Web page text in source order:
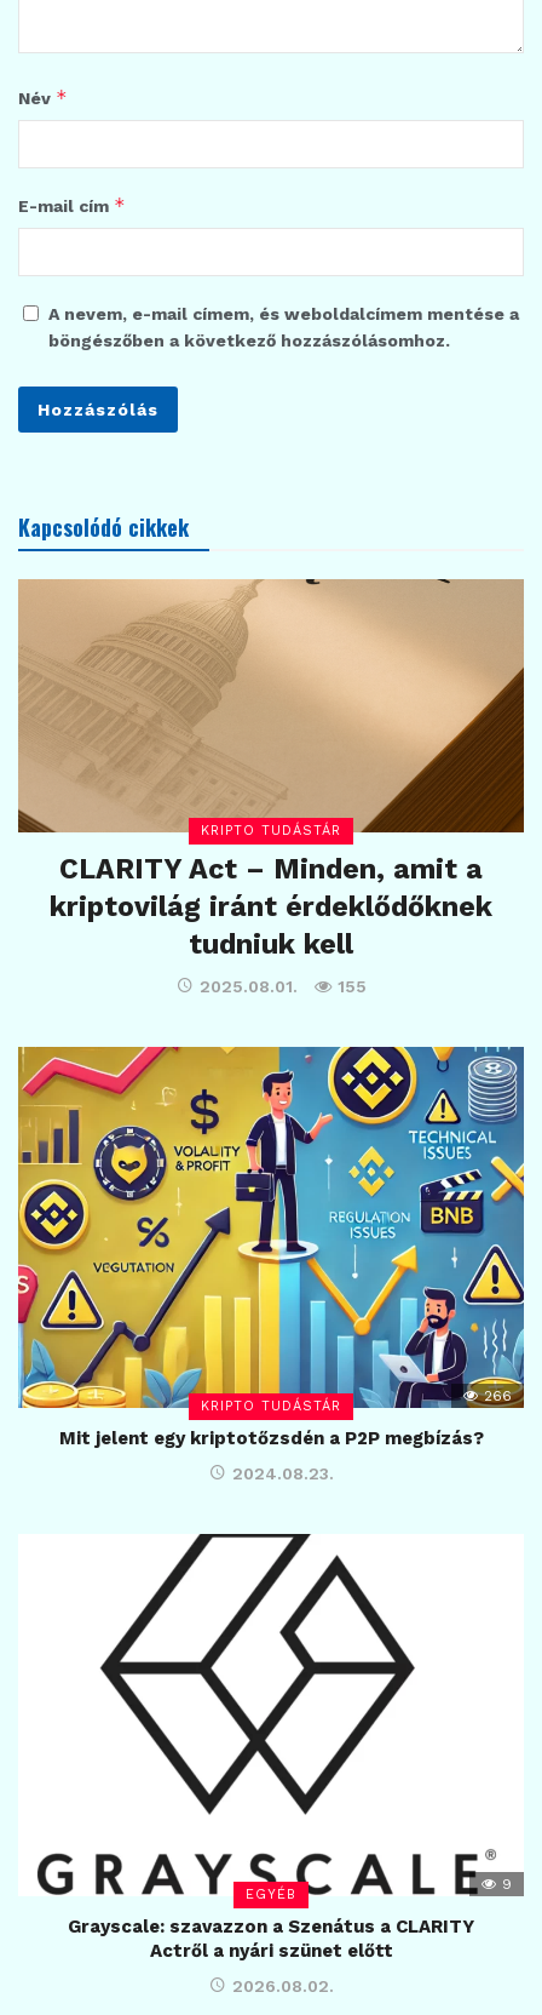
Név *
E-mail cím *
A nevem, e-mail címem, és weboldalcímem mentése a
böngészőben a következő hozzászólásomhoz.
Kapcsolódó cikkek
KRIPTO TUDÁSTÁR
CLARITY Act – Minden, amit a
kriptovilág iránt érdeklődőknek
tudniuk kell
2025.08.01. 155
KRIPTO TUDÁSTÁR
266
Mit jelent egy kriptotőzsdén a P2P megbízás?
2024.08.23.
EGYÉB
9
Grayscale: szavazzon a Szenátus a CLARITY
Actről a nyári szünet előtt
2026.08.02.